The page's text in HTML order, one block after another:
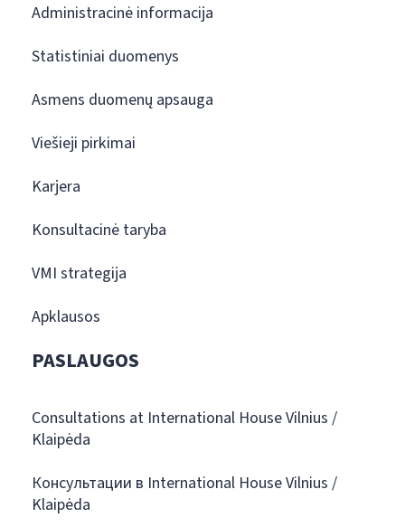
Administracinė informacija
Statistiniai duomenys
Asmens duomenų apsauga
Viešieji pirkimai
Karjera
Konsultacinė taryba
VMI strategija
Apklausos
PASLAUGOS
Consultations at International House Vilnius /
Klaipėda
Консультации в International House Vilnius /
Klaipėda